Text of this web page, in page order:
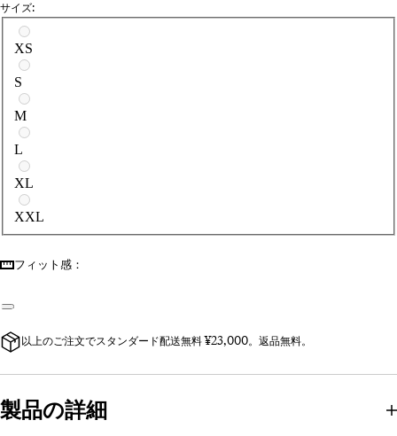
サイズ:
サイズを選択
XS
S
M
L
XL
XXL
フィット感：
以上のご注文でスタンダード配送無料 ¥23,000。返品無料。
製品の詳細